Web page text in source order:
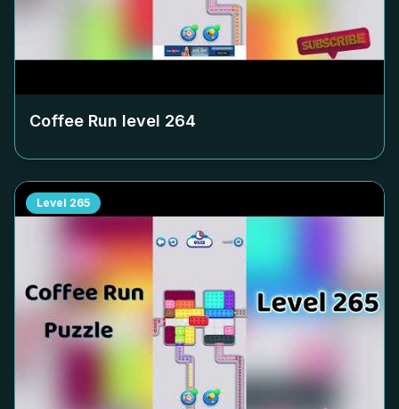
Coffee Run level 264
Level 265